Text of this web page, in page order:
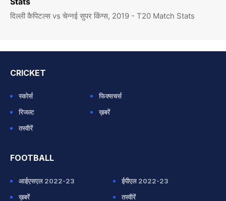
दिल्ली कैपिटल्स vs चेन्नई सुपर किंग्स, 2019 - T20 Match Stats
CRICKET
स्कोर्स
फिक्सचर्स
रिजल्ट
ख़बरें
तस्वीरें
FOOTBALL
आईएसएल 2022-23
ईपीएल 2022-23
ख़बरें
तस्वीरें